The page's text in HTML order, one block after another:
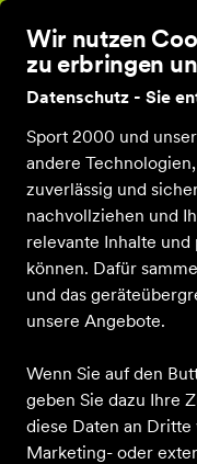
Wir nutzen
zu erbringen
Datenschutz - Sie
Sport 2000 und
andere
zuverlässig und
nachvollziehen und
relevante Inhalte
können. Dafür
und das
unsere Angebote.
Wenn Sie auf den
geben Sie dazu Ihre
diese Daten an
Marketing- oder
Einkaufen bei
Bademode
ALLE FILTER
Farbe Sportart
80 Produkte